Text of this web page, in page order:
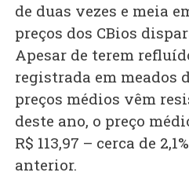
de duas vezes e meia
preços dos CBios
Apesar de terem
registrada em meados
preços médios vêm
deste ano, o preço
R$ 113,97 – cerca de
anterior.